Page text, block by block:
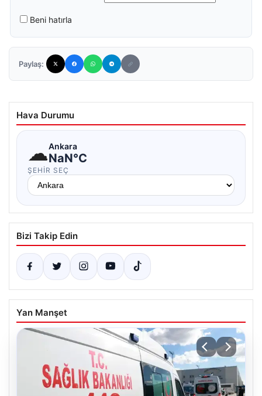
Beni hatırla
Paylaş:
Hava Durumu
☁Ankara
NaN°C
ŞEHIR SEÇ
Bizi Takip Edin
Yan Manşet